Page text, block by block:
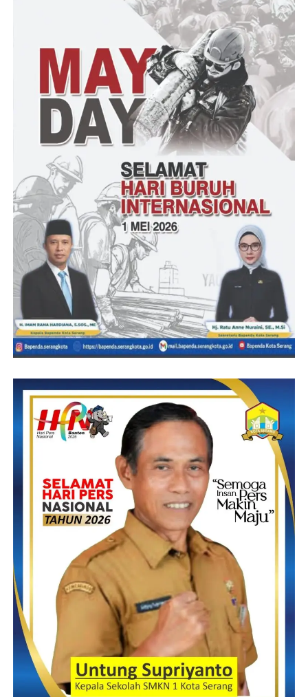
Senada juga diungkapkan warga Ciawi yang biasa disapa Buang
bahwa dengan dibangunnya jalan di 2023 dapat dipergunakan
bagi jalan umum.
“Jalan itu merupakan jalan desa juga sebagai akses umum yang
menghubungkan satu desa dengan desa sekelilingnya,” beber
warga Ciawi.
Sementara itu, Aktivis asal Patia Aris Doris menyampaikan
bahwa terkait akan dibangunnya ruas jalan Carenang Kidul
“Masyarakat setempat merasakan senang atas dialokasikannya
anggaran untuk pembangunan jalan, itu harapan masyarakat dan
kami apresiasi Pemerintah Kabupaten Pandeglang melalui Dinas
Perumahan Rakyat dan Kawasan Permukiman,” tutur Doris.
Ia meminta Ruas Jalan Carenang Kidul Rt.16/Rw04 dibangun
secara maksimal agar dapat memberikan manfaat bagi
masyarakat jangka panjang.
“Pelaksana CV. Salam Mahaka Karya harus memperhatikan
kualitas dalam pelaksanaan sehingga hasilnya tidak asal jadi,”
pungkasnya.
Post Views: 14